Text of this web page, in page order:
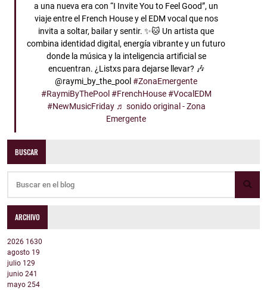
a una nueva era con “I Invite You to Feel Good”, un
viaje entre el French House y el EDM vocal que nos
invita a soltar, bailar y sentir. ✨🐱 Un artista que
combina identidad digital, energía vibrante y un futuro
donde la música y la inteligencia artificial se
encuentran. ¿Listxs para dejarse llevar? 🎶
@raymi_by_the_pool#ZonaEmergente
#RaymiByThePool #FrenchHouse #VocalEDM
#NewMusicFriday ♬ sonido original - Zona
Emergente
BUSCAR
ARCHIVO
2026 1630
agosto 19
julio 129
junio 241
mayo 254